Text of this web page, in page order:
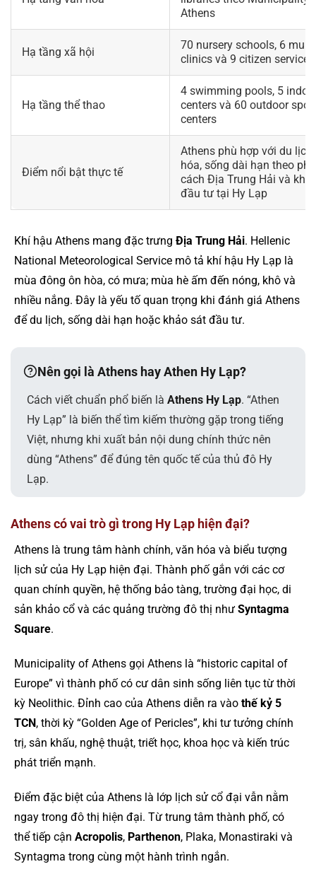
Athens
Hạ tầng xã hội
70 nursery schools, 6
clinics và 9 citizen service
Hạ tầng thể thao
4 swimming pools, 5
centers và 60 outdoor
centers
Điểm nổi bật thực tế
Athens phù hợp với du lịch
hóa, sống dài hạn theo
cách Địa Trung Hải và
đầu tư tại Hy Lạp
Khí hậu Athens mang đặc trưng Địa Trung Hải. Hellenic
National Meteorological Service mô tả khí hậu Hy Lạp là
mùa đông ôn hòa, có mưa; mùa hè ấm đến nóng, khô và
nhiều nắng. Đây là yếu tố quan trọng khi đánh giá Athens
để du lịch, sống dài hạn hoặc khảo sát đầu tư.
Nên gọi là Athens hay Athen Hy Lạp?
Cách viết chuẩn phổ biến là Athens Hy Lạp. “Athen
Hy Lạp” là biến thể tìm kiếm thường gặp trong tiếng
Việt, nhưng khi xuất bản nội dung chính thức nên
dùng “Athens” để đúng tên quốc tế của thủ đô Hy
Lạp.
Athens có vai trò gì trong Hy Lạp hiện đại?
Athens là trung tâm hành chính, văn hóa và biểu tượng
lịch sử của Hy Lạp hiện đại. Thành phố gắn với các cơ
quan chính quyền, hệ thống bảo tàng, trường đại học, di
sản khảo cổ và các quảng trường đô thị như Syntagma
Square.
Municipality of Athens gọi Athens là “historic capital of
Europe” vì thành phố có cư dân sinh sống liên tục từ thời
kỳ Neolithic. Đỉnh cao của Athens diễn ra vào thế kỷ 5
TCN, thời kỳ “Golden Age of Pericles”, khi tư tưởng chính
trị, sân khấu, nghệ thuật, triết học, khoa học và kiến trúc
phát triển mạnh.
Điểm đặc biệt của Athens là lớp lịch sử cổ đại vẫn nằm
ngay trong đô thị hiện đại. Từ trung tâm thành phố, có
thể tiếp cận Acropolis, Parthenon, Plaka, Monastiraki và
Syntagma trong cùng một hành trình ngắn.